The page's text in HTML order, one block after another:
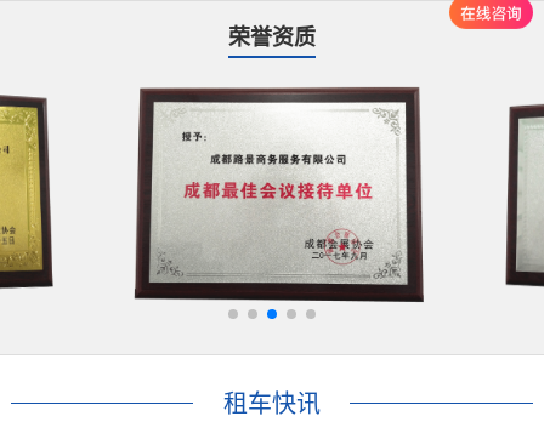
荣誉资质
租车快讯